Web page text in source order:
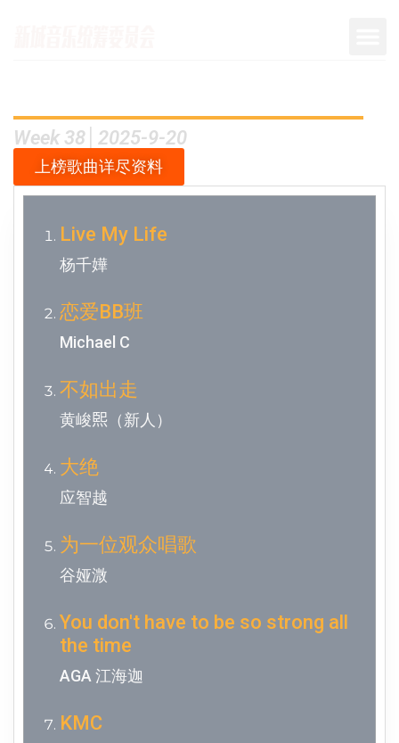
Week 38│2025-9-20
上榜歌曲详尽资料
Live My Life
杨千嬅
恋爱BB班
Michael C
不如出走
黄峻𤋮（新人）
大绝
应智越
为一位观众唱歌
谷娅溦
You don't have to be so strong all
the time
AGA 江海迦
KMC